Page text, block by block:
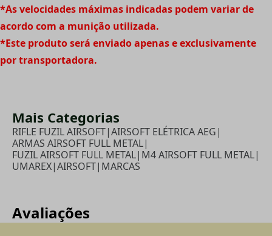
*As velocidades máximas indicadas podem variar de
acordo com a munição utilizada.
*Este produto será enviado apenas e exclusivamente
por transportadora.
Mais Categorias
RIFLE FUZIL AIRSOFT|AIRSOFT ELÉTRICA AEG|
ARMAS AIRSOFT FULL METAL|
FUZIL AIRSOFT FULL METAL| M4 AIRSOFT FULL METAL|
UMAREX|AIRSOFT| MARCAS
Avaliações